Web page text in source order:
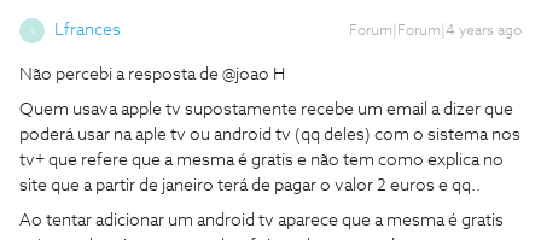
L Lfrances Forum|Forum|4 years ago
Não percebi a resposta de @joao H
Quem usava apple tv supostamente recebe um email a dizer que
poderá usar na aple tv ou android tv (qq deles) com o sistema nos
tv+ que refere que a mesma é gratis e não tem como explica no
site que a partir de janeiro terá de pagar o valor 2 euros e qq..
Ao tentar adicionar um android tv aparece que a mesma é gratis